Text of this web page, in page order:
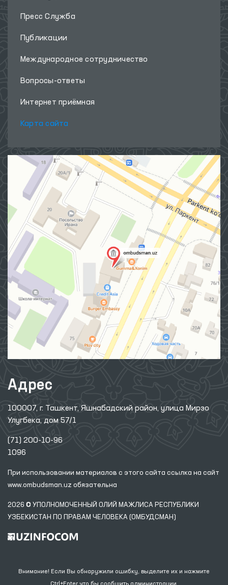
Пресс Служба
Публикации
Международное сотрудничество
Вопросы-ответы
Интернет приёмная
Карта сайта
Адрес
100007, г. Ташкент, Яшнабадский район, улица Мирзо
Улугбека, дом 57/1
(71) 200-10-96
1096
При использовании материалов с этого сайта ссылка на сайт
www.ombudsman.uz обязательна
2026 © УПОЛНОМОЧЕННЫЙ ОЛИЙ МАЖЛИСА РЕСПУБЛИКИ
УЗБЕКИСТАН ПО ПРАВАМ ЧЕЛОВЕКА (ОМБУДСМАН)
Внимание! Если Вы обнаружили ошибку, выделите их и нажмите